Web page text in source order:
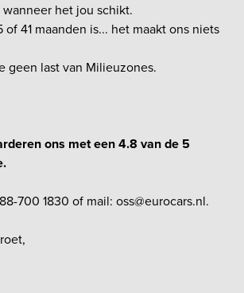
het jou schikt.
of 41 maanden is... het maakt ons niets
geen last van Milieuzones.
ons met een 4.8 van de 5
700 1830 of mail: oss@eurocars.nl.